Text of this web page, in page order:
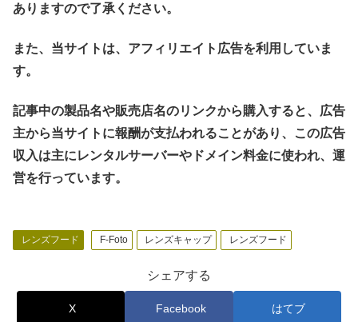
ありますので了承ください。
また、当サイトは、アフィリエイト広告を利用していま
す。
記事中の製品名や販売店名のリンクから購入すると、広告
主から当サイトに報酬が支払われることがあり、この広告
収入は主にレンタルサーバーやドメイン料金に使われ、運
営を行っています。
レンズフード F-Foto レンズキャップ レンズフード
シェアする
X Facebook はてブ